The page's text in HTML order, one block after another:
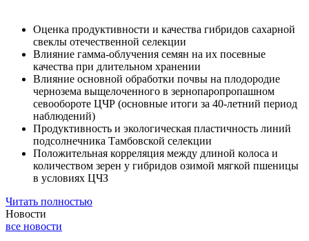
Оценка продуктивности и качества гибридов сахарной
свеклы отечественной селекции
Влияние гамма-облучения семян на их посевные
качества при длительном хранении
Влияние основной обработки почвы на плодородие
чернозема выщелоченного в зернопаропропашном
севообороте ЦЧР (основные итоги за 40-летний период
наблюдений)
Продуктивность и экологическая пластичность линий
подсолнечника Тамбовской селекции
Положительная корреляция между длиной колоса и
количеством зерен у гибридов озимой мягкой пшеницы
в условиях ЦЧЗ
Читать полностью
Новости
все новости